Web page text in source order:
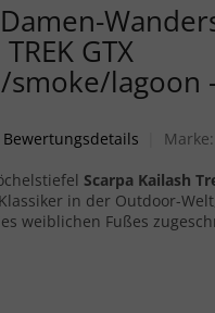
Damen-
GTX
lagoon
Produktbewertung ist
Bewertungsdetails Marke:
Scarpa Kailash
in der Outdoor-
weiblichen Fußes